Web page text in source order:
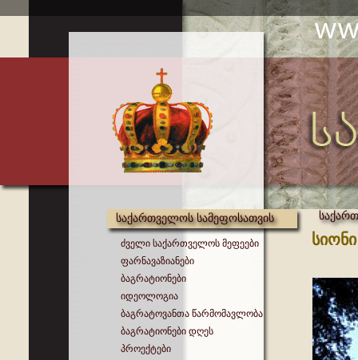
საქართველოს სამეფოსათვის
ძველი საქართველოს მეფეები
ფარნავაზიანები
ბაგრატიონები
იდეოლოგია
ბაგრატოვანთა წარმომავლობა
ბაგრატიონები დღეს
პროექტები
სიონი